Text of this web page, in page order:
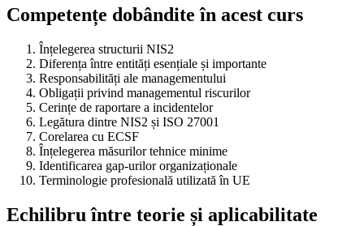
Competențe dobândite în acest curs
Înțelegerea structurii NIS2
Diferența între entități esențiale și importante
Responsabilități ale managementului
Obligații privind managementul riscurilor
Cerințe de raportare a incidentelor
Legătura dintre NIS2 și ISO 27001
Corelarea cu ECSF
Înțelegerea măsurilor tehnice minime
Identificarea gap-urilor organizaționale
Terminologie profesională utilizată în UE
Echilibru între teorie și aplicabilitate